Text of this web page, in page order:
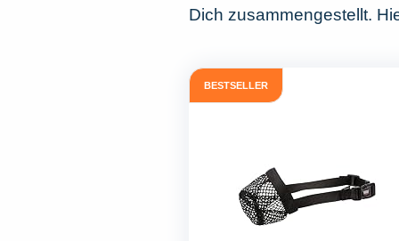
Dich zusammengestellt.
BESTSELLER